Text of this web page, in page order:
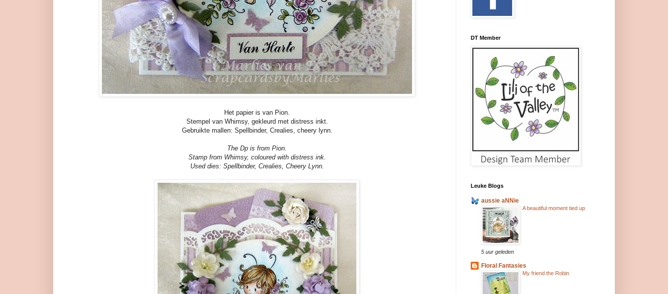
Het papier is van Pion.
Stempel van Whimsy, gekleurd met distress inkt.
Gebruikte mallen: Spellbinder, Crealies, cheery lynn.
The Dp is from Pion.
Stamp from Whimsy, coloured with distress ink.
Used dies: Spellbinder, Crealies, Cheery Lynn.
DT Member
Leuke Blogs
aussie aNNie
A beautiful moment tied up
5 uur geleden
Floral Fantasies
My friend the Robin